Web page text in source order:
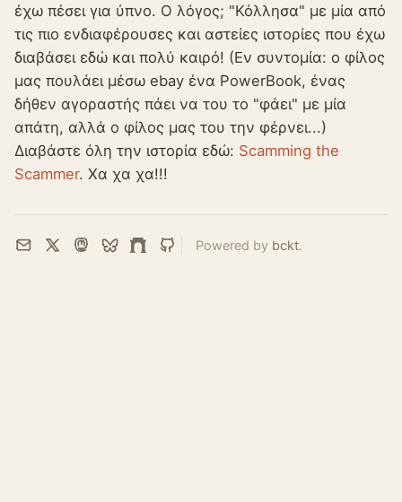
έχω πέσει για ύπνο. Ο λόγος; "Κόλλησα" με μία από
τις πιο ενδιαφέρουσες και αστείες ιστορίες που έχω
διαβάσει εδώ και πολύ καιρό! (Εν συντομία: ο φίλος
μας πουλάει μέσω ebay ένα PowerBook, ένας
δήθεν αγοραστής πάει να του το "φάει" με μία
απάτη, αλλά ο φίλος μας του την φέρνει...)
Διαβάστε όλη την ιστορία εδώ: Scamming the
Scammer. Χα χα χα!!!
Email
X Mastodon
BlueskyFarcaster
GitHub
Powered by bckt.